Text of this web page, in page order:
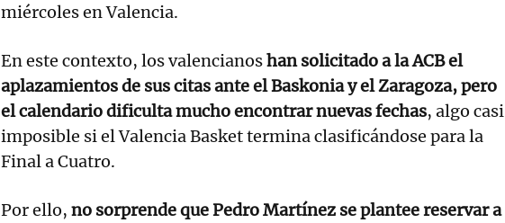
miércoles en Valencia.
En este contexto, los valencianoshan solicitado a la ACB el
aplazamientos de sus citas ante el Baskonia y el Zaragoza, pero
el calendario dificulta mucho encontrar nuevas fechas, algo casi
imposible si el Valencia Basket termina clasificándose para la
Final a Cuatro.
Por ello, no sorprende que Pedro Martínez se plantee reservar a